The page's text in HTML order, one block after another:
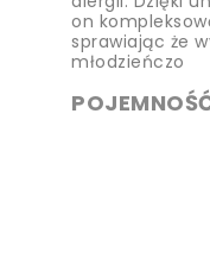
on
sprawiając że
młodzieńczo